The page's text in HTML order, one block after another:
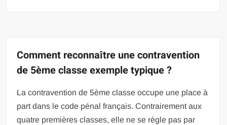
Comment reconnaître une contravention
de 5ème classe exemple typique ?
La contravention de 5ème classe occupe une place à
part dans le code pénal français. Contrairement aux
quatre premières classes, elle ne se règle pas par